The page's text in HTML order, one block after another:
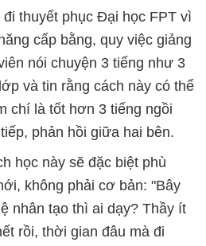
thuyết phục Đại học FPT vì
cấp bằng, quy việc giảng
nói chuyện 3 tiếng như 3
và tin rằng cách này có thể
chí là tốt hơn 3 tiếng ngồi
phản hồi giữa hai bên.
học này sẽ đặc biệt phù
không phải cơ bản: "Bây
nhân tạo thì ai dạy? Thầy ít
rồi, thời gian đâu mà đi